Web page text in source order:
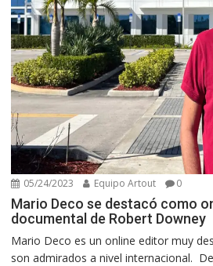
05/24/2023 Equipo Artout 0
Mario Deco se destacó como
documental de Robert Downey
Mario Deco es un online editor muy
son admirados a nivel internacional.